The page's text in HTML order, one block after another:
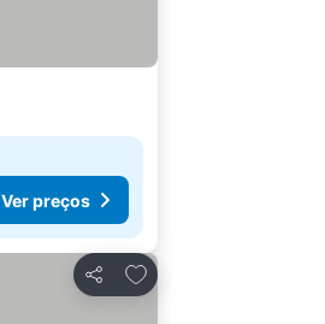
Ver preços
Partilhar
Adicionar aos favoritos